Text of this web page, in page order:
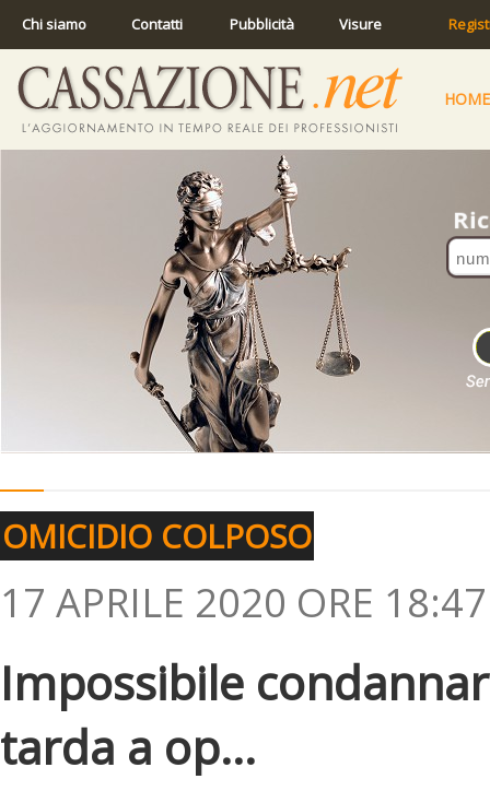
Chi siamo Contatti Pubblicità Visure
HOME
OMICIDIO COLPOSO
17 APRILE 2020 ORE 18:47
Impossibile
tarda a op...